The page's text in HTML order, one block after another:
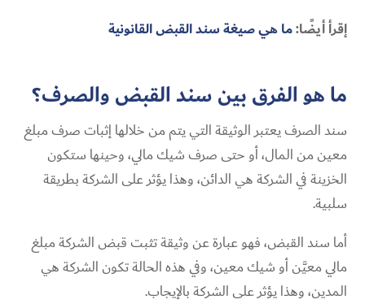
إقرأ أيضًا:ما هي صيغة سند القبض القانونية
ما هو الفرق بين سند القبض والصرف؟
سند الصرف يعتبر الوثيقة التي يتم من خلالها إثبات صرف مبلغ
معين من المال، أو حتى صرف شيك مالي، وحينها ستكون
الخزينة في الشركة هي الدائن، وهذا يؤثر على الشركة بطريقة
سلبية.
أما سند القبض، فهو عبارة عن وثيقة تثبت قبض الشركة مبلغ
مالي معيَّن أو شيك معين، وفي هذه الحالة تكون الشركة هي
المدين، وهذا يؤثر على الشركة بالإيجاب.